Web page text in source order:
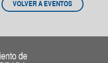
VOLVER A EVENTOS